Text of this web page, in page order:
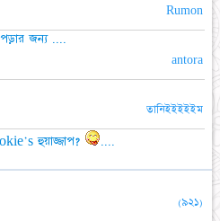
Rumon
জন্য ....
antora
তানিইইইইইম
হুয়াজ্জাপ? ....
(৯২১)